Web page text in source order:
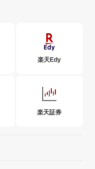
楽天Edy
楽天証券